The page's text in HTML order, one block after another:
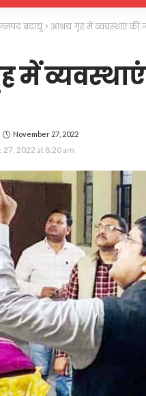
बदायूं> आश्रय गृह में व्यवस्थाएं की
में
November 27, 2022
27, 2022 at 8:20 am